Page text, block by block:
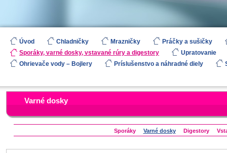
Úvod Chladničky Mrazničky
Práčky a sušičky
Sporáky, varné dosky, vstavané rúry a digestory
Upratovanie
Ohrievače vody – Bojlery
Príslušenstvo a náhradné diely
​Varné dosky
Sporáky ​Varné dosky Digestory